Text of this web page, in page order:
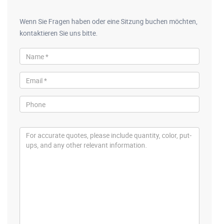
Wenn Sie Fragen haben oder eine Sitzung buchen möchten,
kontaktieren Sie uns bitte.